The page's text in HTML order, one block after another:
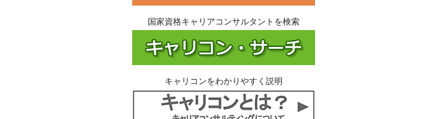
国家資格キャリアコンサルタントを検索
キャリコンをわかりやすく説明